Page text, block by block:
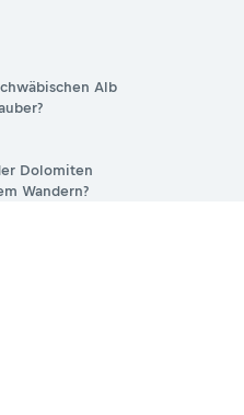
Alb
Dolomiten
Wandern?